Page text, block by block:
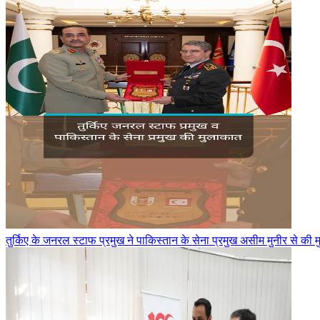
तुर्किए के जनरल स्टाफ प्रमुख ने पाकिस्तान के सेना प्रमुख असीम मुनीर से की